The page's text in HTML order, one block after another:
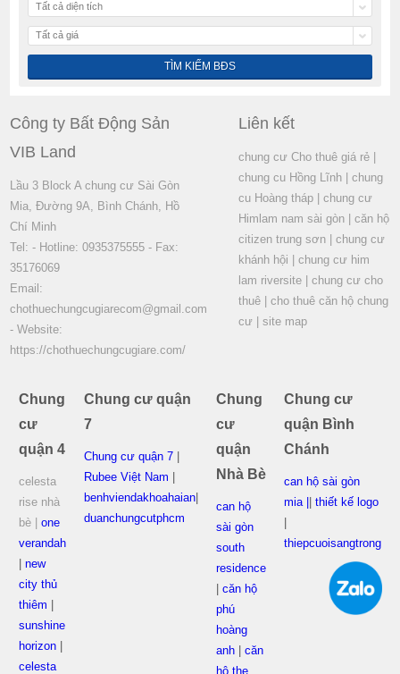
Tất cả diện tích
Tất cả giá
Công ty Bất Động Sản
VIB Land
Lầu 3 Block A chung cư Sài Gòn
Mia, Đường 9A, Bình Chánh, Hồ
Chí Minh
Tel: - Hotline: 0935375555 - Fax:
35176069
Email:
chothuechungcugiarecom@gmail.com
- Website:
https://chothuechungcugiare.com/
Liên kết
chung cư Cho thuê giá rẻ|
chung cu Hồng Lĩnh| chung
cu Hoàng tháp| chung cư
Himlam nam sài gòn| căn hộ
citizen trung sơn| chung cư
khánh hội
chung cư him
lam riversite| chung cư cho
thuê| cho thuê căn hộ chung
cư| site map
Chung
cư
quận 4
celesta
rise nhà
bè |
one
verandah
|new
city thủ
thiêm
sunshine
horizon
celesta
Chung cư quận
7
Chung cư quận 7
Rubee Việt Nam
benhviendakhoahaian
duanchungcutphcm
Chung
cư
quận
Nhà Bè
can hộ
sài gòn
south
residence
|căn hộ
phú
hoàng
anh |căn
hộ the
Chung cư
quận Bình
Chánh
can hộ sài gòn
mia |
|thiết kế logo
thiepcuoisangtrong